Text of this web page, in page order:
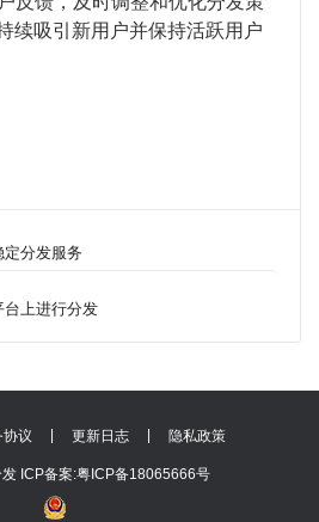
续吸引新用户并保持活跃用户
分发服务
上进行分发
协议 更新日志 隐私政策
ICP备案:粤ICP备18065666号